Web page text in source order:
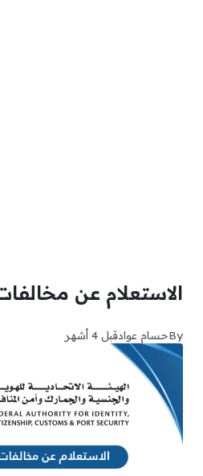
الاستعلام عن
Byحسام عوادقبل 4 أشهر